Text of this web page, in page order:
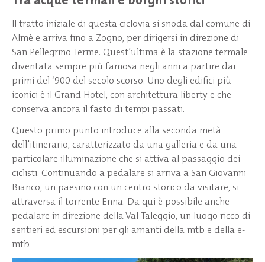
Il tratto iniziale di questa ciclovia si snoda dal comune di
Almè e arriva fino a Zogno, per dirigersi in direzione di
San Pellegrino Terme. Quest’ultima è la stazione termale
diventata sempre più famosa negli anni a partire dai
primi del ‘900 del secolo scorso. Uno degli edifici più
iconici è il Grand Hotel, con architettura liberty e che
conserva ancora il fasto di tempi passati.
Questo primo punto introduce alla seconda metà
dell’itinerario, caratterizzato da una galleria e da una
particolare illuminazione che si attiva al passaggio dei
ciclisti. Continuando a pedalare si arriva a San Giovanni
Bianco, un paesino con un centro storico da visitare, si
attraversa il torrente Enna. Da qui è possibile anche
pedalare in direzione della Val Taleggio, un luogo ricco di
sentieri ed escursioni per gli amanti della mtb e della e-
mtb.